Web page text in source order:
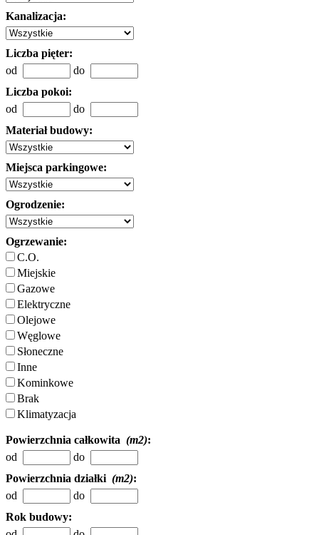
Kanalizacja:
Liczba pięter:
od
do
Liczba pokoi:
od
do
Materiał budowy:
Miejsca parkingowe:
Ogrodzenie:
Ogrzewanie:
C.O.
Miejskie
Gazowe
Elektryczne
Olejowe
Węglowe
Słoneczne
Inne
Kominkowe
Brak
Klimatyzacja
Powierzchnia całkowita (m2):
od
do
Powierzchnia działki (m2):
od
do
Rok budowy: